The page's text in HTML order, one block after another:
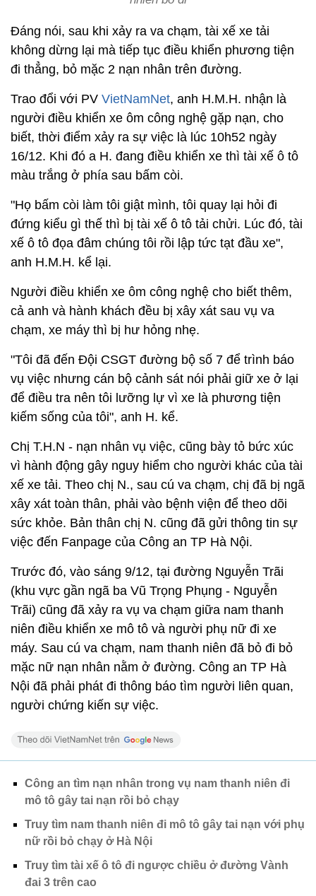
Đáng nói, sau khi xảy ra va chạm, tài xế xe tải
không dừng lại mà tiếp tục điều khiển phương tiện
đi thẳng, bỏ mặc 2 nạn nhân trên đường.
Trao đổi với PV VietNamNet, anh H.M.H. nhận là
người điều khiển xe ôm công nghệ gặp nạn, cho
biết, thời điểm xảy ra sự việc là lúc 10h52 ngày
16/12. Khi đó a H. đang điều khiển xe thì tài xế ô tô
màu trắng ở phía sau bấm còi.
"Họ bấm còi làm tôi giật mình, tôi quay lại hỏi đi
đứng kiểu gì thế thì bị tài xế ô tô tải chửi. Lúc đó, tài
xế ô tô đọa đâm chúng tôi rồi lập tức tạt đầu xe",
anh H.M.H. kể lại.
Người điều khiển xe ôm công nghệ cho biết thêm,
cả anh và hành khách đều bị xây xát sau vụ va
chạm, xe máy thì bị hư hỏng nhẹ.
"Tôi đã đến Đội CSGT đường bộ số 7 để trình báo
vụ việc nhưng cán bộ cảnh sát nói phải giữ xe ở lại
để điều tra nên tôi lưỡng lự vì xe là phương tiện
kiếm sống của tôi", anh H. kể.
Chị T.H.N - nạn nhân vụ việc, cũng bày tỏ bức xúc
vì hành động gây nguy hiểm cho người khác của tài
xế xe tải. Theo chị N., sau cú va chạm, chị đã bị ngã
xây xát toàn thân, phải vào bệnh viện để theo dõi
sức khỏe. Bản thân chị N. cũng đã gửi thông tin sự
việc đến Fanpage của Công an TP Hà Nội.
Trước đó, vào sáng 9/12, tại đường Nguyễn Trãi
(khu vực gần ngã ba Vũ Trọng Phụng - Nguyễn
Trãi) cũng đã xảy ra vụ va chạm giữa nam thanh
niên điều khiển xe mô tô và người phụ nữ đi xe
máy. Sau cú va chạm, nam thanh niên đã bỏ đi bỏ
mặc nữ nạn nhân nằm ở đường. Công an TP Hà
Nội đã phải phát đi thông báo tìm người liên quan,
người chứng kiến sự việc.
Công an tìm nạn nhân trong vụ nam thanh niên đi
mô tô gây tai nạn rồi bỏ chạy
Truy tìm nam thanh niên đi mô tô gây tai nạn với phụ
nữ rồi bỏ chạy ở Hà Nội
Truy tìm tài xế ô tô đi ngược chiều ở đường Vành
đai 3 trên cao